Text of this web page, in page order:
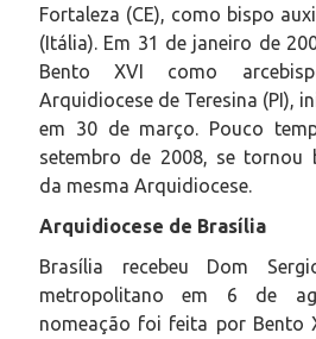
Fortaleza (CE), como bispo
(Itália). Em 31 de janeiro de
Bento XVI como
Arquidiocese de Teresina (PI),
em 30 de março. Pouco
setembro de 2008, se tornou
da mesma Arquidiocese.
Arquidiocese de Brasília
Brasília recebeu Dom
metropolitano em 6 de
nomeação foi feita por Bento